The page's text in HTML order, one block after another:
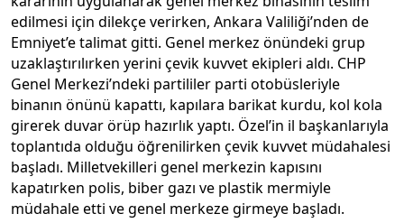
edilmesi için dilekçe verirken, Ankara Valiliği’nden de
Emniyet’e talimat gitti. Genel merkez önündeki grup
uzaklaştırılırken yerini çevik kuvvet ekipleri aldı. CHP
Genel Merkezi’ndeki partililer parti otobüsleriyle
binanın önünü kapattı, kapılara barikat kurdu, kol kola
girerek duvar örüp hazırlık yaptı. Özel’in il başkanlarıyla
toplantıda olduğu öğrenilirken çevik kuvvet müdahalesi
başladı. Milletvekilleri genel merkezin kapısını
kapatırken polis, biber gazı ve plastik mermiyle
müdahale etti ve genel merkeze girmeye başladı.